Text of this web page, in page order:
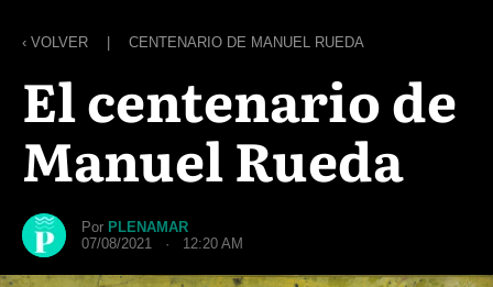
‹ VOLVER CENTENARIO DE MANUEL RUEDA
El centenario de
Manuel Rueda
Por PLENAMAR
07/08/2021 · 12:20 AM